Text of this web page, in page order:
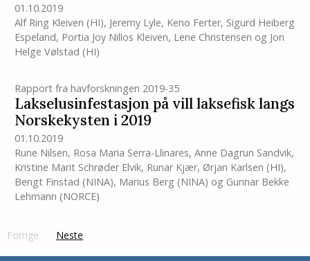
01.10.2019
Alf Ring Kleiven (HI), Jeremy Lyle, Keno Ferter, Sigurd Heiberg
Espeland, Portia Joy Nillos Kleiven, Lene Christensen og Jon
Helge Vølstad (HI)
Rapport fra havforskningen 2019-35
Lakselusinfestasjon på vill laksefisk langs
Norskekysten i 2019
01.10.2019
Rune Nilsen, Rosa Maria Serra-Llinares, Anne Dagrun Sandvik,
Kristine Marit Schrøder Elvik, Runar Kjær, Ørjan Karlsen (HI),
Bengt Finstad (NINA), Marius Berg (NINA) og Gunnar Bekke
Lehmann (NORCE)
Forrige pageNeste